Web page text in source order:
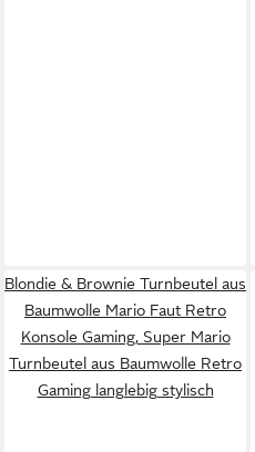
Blondie & Brownie Turnbeutel aus
Baumwolle Mario Faut Retro
Konsole Gaming, Super Mario
Turnbeutel aus Baumwolle Retro
Gaming langlebig stylisch